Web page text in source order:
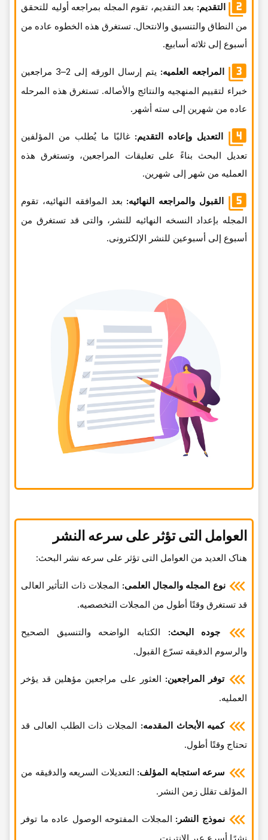
التقدیم: بعد التقدیم، تقوم المجله بمراجعه أولیه للتحقق
من النطاق والتنسیق والانتحال. تستغرق هذه الخطوه عاده من
أسبوع إلى ثلاثه أسابیع.
المراجعه العلمیه:
یتم إرسال الورقه إلى 2–3 مراجعین
خبراء لتقییم المنهجیه والنتائج والأصاله. تستغرق هذه المرحله
عاده من شهرین إلى سته أشهر.
التعدیل وإعاده التقدیم: غالبًا ما یُطلب من المؤلفین
تعدیل البحث بناءً على تعلیقات المراجعین، وتستغرق هذه
العملیه من شهر إلى شهرین.
القبول والمراجعه النهائیه: بعد الموافقه النهائیه، تقوم
المجله بإعداد النسخه النهائیه للنشر، والتی قد تستغرق من
أسبوع إلى أسبوعین للنشر الإلکترونی.
العوامل التی تؤثر على سرعه النشر
هناک العدید من العوامل التی تؤثر على سرعه نشر البحث:
نوع المجله والمجال العلمی: المجلات ذات التأثیر العالی
قد تستغرق وقتًا أطول من المجلات التخصصیه.
جوده البحث: الکتابه الواضحه والتنسیق الصحیح
والرسوم الدقیقه تسرّع القبول.
توفر المراجعین: العثور على مراجعین مؤهلین قد یؤخر
العملیه.
کمیه الأبحاث المقدمه: المجلات ذات الطلب العالی قد
تحتاج وقتًا أطول.
سرعه استجابه المؤلف: التعدیلات السریعه والدقیقه من
المؤلف تقلل زمن النشر.
نموذج النشر: المجلات المفتوحه الوصول عاده ما توفر